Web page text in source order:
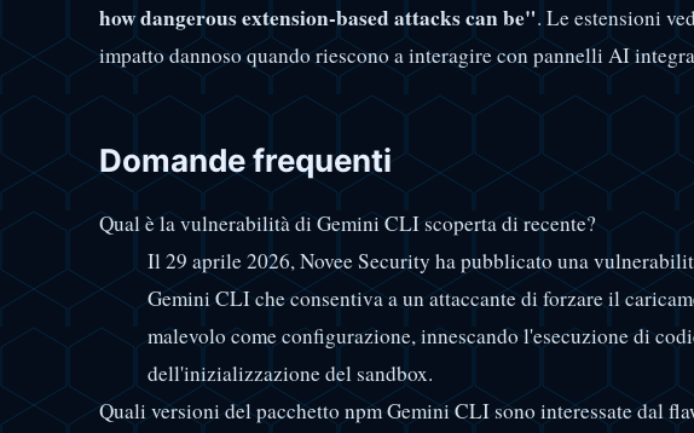
how dangerous extension-based attacks can be". Le estensioni
impatto dannoso quando riescono a interagire con pannelli AI
Domande frequenti
Qual è la vulnerabilità di Gemini CLI scoperta di recente?
Il 29 aprile 2026, Novee Security ha pubblicato una
Gemini CLI che consentiva a un attaccante di forzare il
malevolo come configurazione, innescando l'esecuzione di
dell'inizializzazione del sandbox.
Quali versioni del pacchetto npm Gemini CLI sono interessate dal